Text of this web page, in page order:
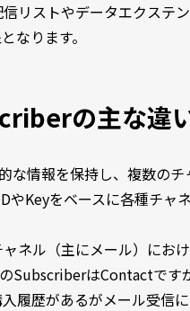
リストやデータエクステ
なります。
の主な違
な情報を保持し、複数の
やKeyをベースに各種チャ
ネル（主にメール）にお
SubscriberはContactで
履歴があるがメール受信